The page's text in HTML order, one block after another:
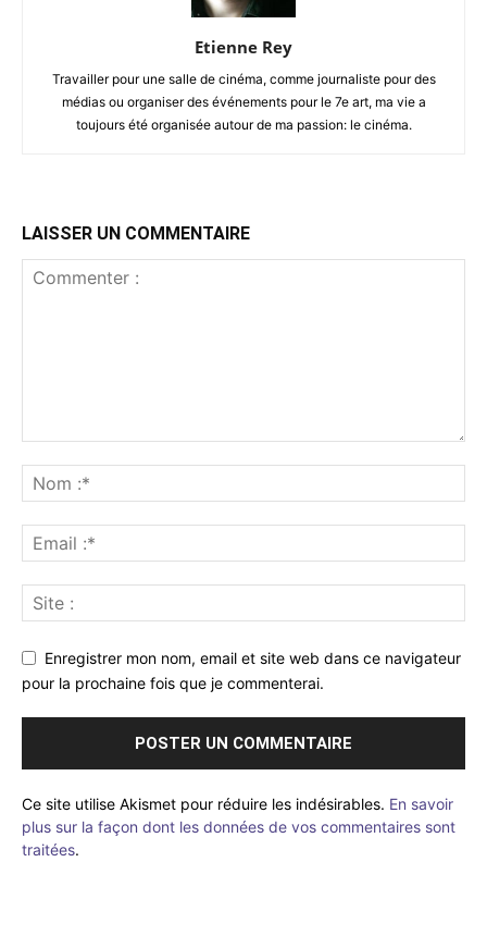
Etienne Rey
Travailler pour une salle de cinéma, comme journaliste pour des
médias ou organiser des événements pour le 7e art, ma vie a
toujours été organisée autour de ma passion: le cinéma.
LAISSER UN COMMENTAIRE
Enregistrer mon nom, email et site web dans ce navigateur
pour la prochaine fois que je commenterai.
Ce site utilise Akismet pour réduire les indésirables. En savoir
plus sur la façon dont les données de vos commentaires sont
traitées.